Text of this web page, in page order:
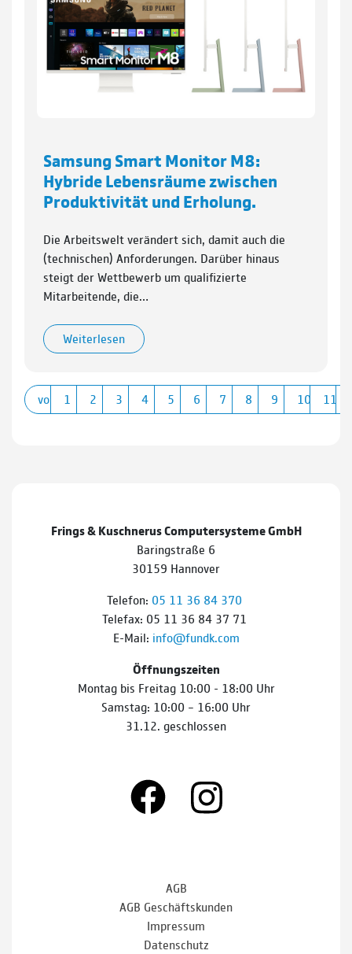
Samsung Smart Monitor M8:
Hybride Lebensräume zwischen
Produktivität und Erholung.
Die Arbeitswelt verändert sich, damit auch die
(technischen) Anforderungen. Darüber hinaus
steigt der Wettbewerb um qualifizierte
Mitarbeitende, die…
Weiterlesen
vorherige
1 2 3 4 5 6 7 8 9 10 11
Frings & Kuschnerus Computersysteme GmbH
Baringstraße 6
30159 Hannover
Telefon: 05 11 36 84 370
Telefax: 05 11 36 84 37 71
E-Mail: info@fundk.com
Öffnungszeiten
Montag bis Freitag 10:00 - 18:00 Uhr
Samstag: 10:00 – 16:00 Uhr
31.12. geschlossen
AGB
AGB Geschäftskunden
Impressum
Datenschutz